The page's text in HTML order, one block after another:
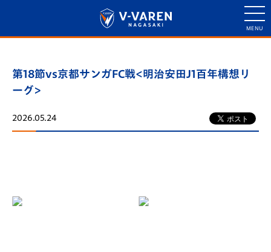
第18節vs京都サンガFC戦<明治安田J1百年構想リ
ーグ>
2026.05.24